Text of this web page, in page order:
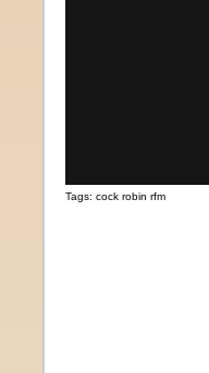
Tags: cock robin rfm